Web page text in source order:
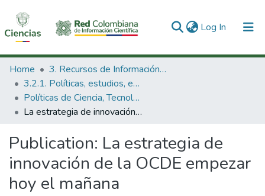
Log In (current)
Communities & Collections
All of DSpace
Statistics
Home
3. Recursos de Información Científica y Tecnológica
3.2.1. Políticas, estudios, evaluaciones e indicadores de CTeI
Políticas de Ciencia, Tecnología e Innovación
La estrategia de innovación de la OCDE empezar hoy el mañana
Publication: La estrategia de
innovación de la OCDE empezar
hoy el mañana